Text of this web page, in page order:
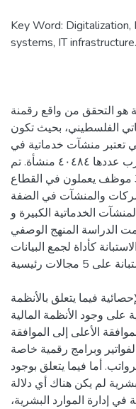
Key Word:
systems, IT infrastructure.
هو التحقق من واقع رقمنة
الفلسطيني، بحيث تكون
تعتبر منشآت خدماتية في
القطاع الخدماتي الفلسطيني التي يقارب عددها ٤٠٤٨٤ منشأة. تم
اختيار عينة عشوائية مكونة من 320 موظف يعملون في القطاع
والمنشآت في الضفة
الخدماتية الكبيرة و
الدراسة المنهج الوصفي
كأداة لجمع البيانات
بحيث اشتملت الاستبانة على 5 مجالات رئيسية.
فيما يتعلق بالأنظمة
على وجود الأنظمة المالية
الأعلى إلى الموافقة
وبرامج رقمية خاصة
أما فيما يتعلق بوجود
لم يكن هناك أي دلالة
إدارة الموارد البشرية،